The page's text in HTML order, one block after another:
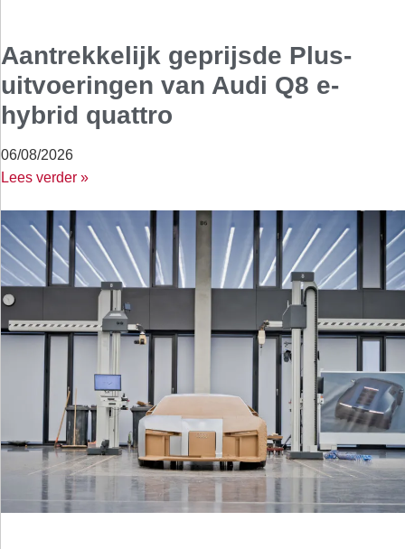
Aantrekkelijk geprijsde Plus-
uitvoeringen van Audi Q8 e-
hybrid quattro
06/08/2026
Lees verder »